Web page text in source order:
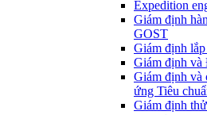
Expedition
Giám định
GOST
Giám định
Giám định và
Giám định và
ứng Tiêu
Giám định